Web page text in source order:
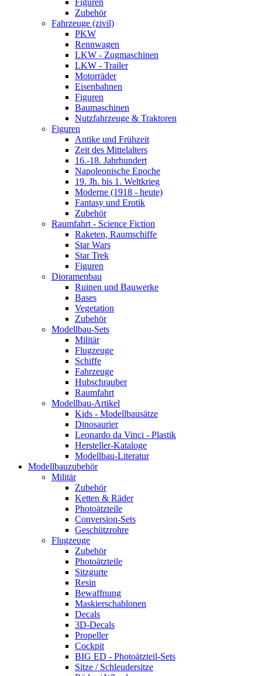
Figuren
Zubehör
Fahrzeuge (zivil)
PKW
Rennwagen
LKW - Zugmaschinen
LKW - Trailer
Motorräder
Eisenbahnen
Figuren
Baumaschinen
Nutzfahrzeuge & Traktoren
Figuren
Antike und Frühzeit
Zeit des Mittelalters
16.-18. Jahrhundert
Napoleonische Epoche
19. Jh. bis 1. Weltkrieg
Moderne (1918 - heute)
Fantasy und Erotik
Zubehör
Raumfahrt - Science Fiction
Raketen, Raumschiffe
Star Wars
Star Trek
Figuren
Dioramenbau
Ruinen und Bauwerke
Bases
Vegetation
Zubehör
Modellbau-Sets
Militär
Flugzeuge
Schiffe
Fahrzeuge
Hubschrauber
Raumfahrt
Modellbau-Artikel
Kids - Modellbausätze
Dinosaurier
Leonardo da Vinci - Plastik
Hersteller-Kataloge
Modellbau-Literatur
Modellbauzubehör
Militär
Zubehör
Ketten & Räder
Photoätzteile
Conversion-Sets
Geschützrohre
Flugzeuge
Zubehör
Photoätzteile
Sitzgurte
Resin
Bewaffnung
Maskierschablonen
Decals
3D-Decals
Propeller
Cockpit
BIG ED - Photoätzteil-Sets
Sitze / Schleudersitze